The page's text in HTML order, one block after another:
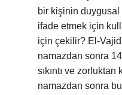
bir kişinin
ifade etmek için
için çekilir? El-
namazdan sonra
sıkıntı ve
namazdan sonra